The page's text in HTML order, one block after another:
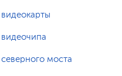
моста